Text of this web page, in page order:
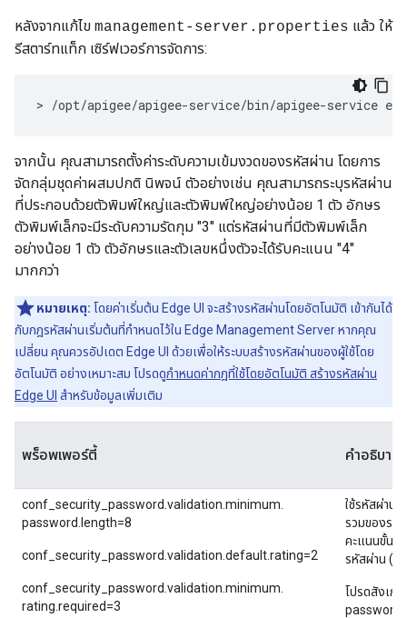
หลังจากแก้ไข management-server.properties แล้ว ให้
รีสตาร์ทแท็ก เซิร์ฟเวอร์การจัดการ:
> /opt/apigee/apigee-service/bin/apigee-service
จากนั้น คุณสามารถตั้งค่าระดับความเข้มงวดของรหัสผ่าน โดยการ
จัดกลุ่มชุดค่าผสมปกติ นิพจน์ ตัวอย่างเช่น คุณสามารถระบุรหัสผ่าน
ที่ประกอบด้วยตัวพิมพ์ใหญ่และตัวพิมพ์ใหญ่อย่างน้อย 1 ตัว อักษร
ตัวพิมพ์เล็กจะมีระดับความรัดกุม "3" แต่รหัสผ่านที่มีตัวพิมพ์เล็ก
อย่างน้อย 1 ตัว ตัวอักษรและตัวเลขหนึ่งตัวจะได้รับคะแนน "4"
มากกว่า
หมายเหตุ: โดยค่าเริ่มต้น Edge UI จะสร้างรหัสผ่านโดยอัตโนมัติ เข้ากันได้
กับกฎรหัสผ่านเริ่มต้นที่กำหนดไว้ใน Edge Management Server หากคุณ
เปลี่ยน คุณควรอัปเดต Edge UI ด้วยเพื่อให้ระบบสร้างรหัสผ่านของผู้ใช้โดย
อัตโนมัติ อย่างเหมาะสม โปรดดูกำหนดค่ากฎที่ใช้โดยอัตโนมัติ สร้างรหัสผ่าน
Edge UI สำหรับข้อมูลเพิ่มเติม
พร็อพเพอร์ตี้ คำอธิบาย
conf_security_password.validation.minimum.
password.length=8
conf_security_password.validation.default.rating=2
conf_security_password.validation.minimum.
rating.required=3
ใช้รหัสผ่าน
รวมของรหั
คะแนนขั้นต่
รหัสผ่าน (อ
โปรดสังเกต